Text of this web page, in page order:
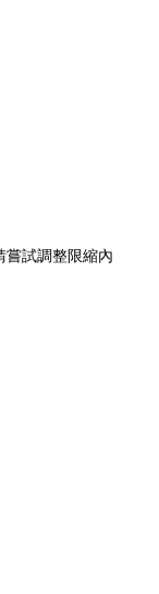
試調整限縮內